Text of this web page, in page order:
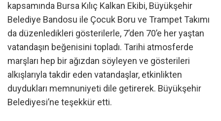
kapsamında Bursa Kılıç Kalkan Ekibi, Büyükşehir
Belediye Bandosu ile Çocuk Boru ve Trampet Takımı
da düzenledikleri gösterilerle, 7’den 70’e her yaştan
vatandaşın beğenisini topladı. Tarihi atmosferde
marşları hep bir ağızdan söyleyen ve gösterileri
alkışlarıyla takdir eden vatandaşlar, etkinlikten
duydukları memnuniyeti dile getirerek. Büyükşehir
Belediyesi’ne teşekkür etti.